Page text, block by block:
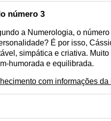
número 3
a Numerologia, o
É por isso,
simpática e criativa.
humorada e equilibrada.
com informações da